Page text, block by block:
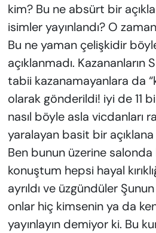
kim? Bu ne absürt bir
isimler yayınlandı? O
Bu ne yaman çelişkidir
açıklanmadı. Kazananların
tabii kazanamayanlara da
olarak gönderildi! iyi de 11
nasıl böyle asla vicdanları
yaralayan basit bir
Ben bunun üzerine
konuştum hepsi hayal
ayrıldı ve üzgündüler
onlar hiç kimsenin ya da
yayınlayın demiyor ki. Bu